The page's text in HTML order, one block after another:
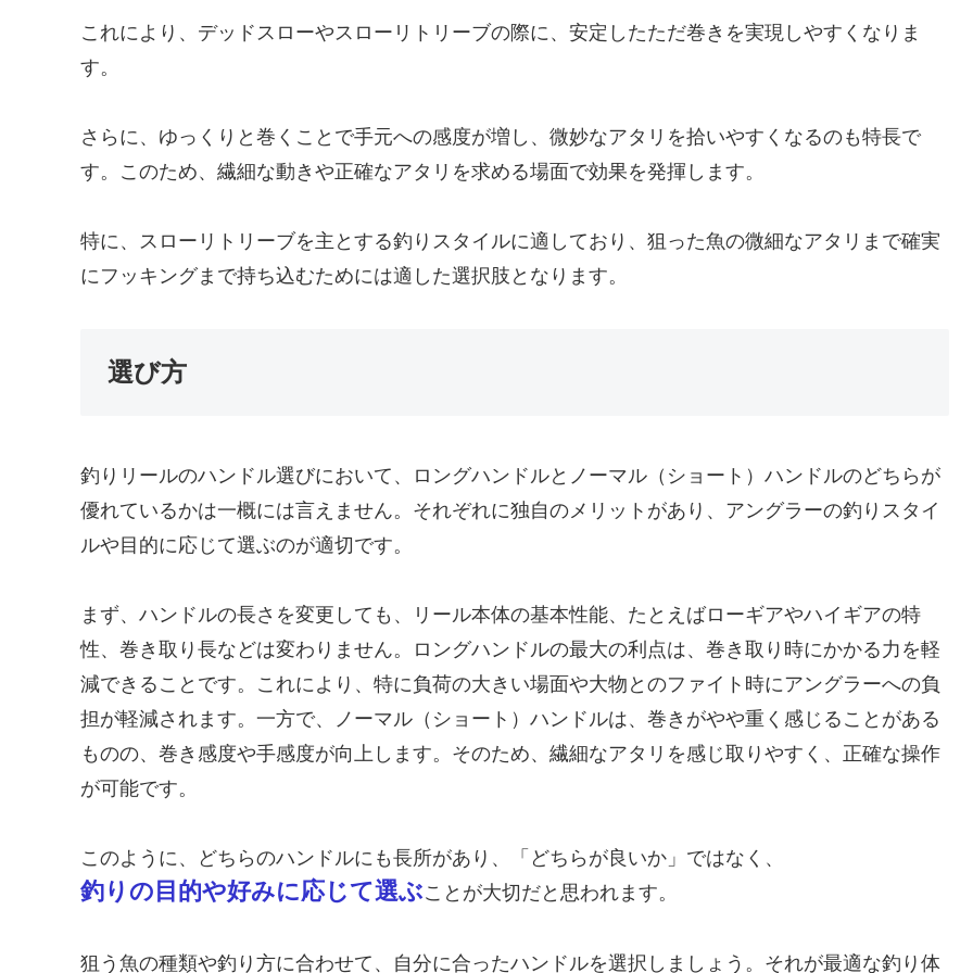
これにより、デッドスローやスローリトリーブの際に、安定したただ巻きを実現しやすくなりま
す。
さらに、ゆっくりと巻くことで手元への感度が増し、微妙なアタリを拾いやすくなるのも特長で
す。このため、繊細な動きや正確なアタリを求める場面で効果を発揮します。
特に、スローリトリーブを主とする釣りスタイルに適しており、狙った魚の微細なアタリまで確実
にフッキングまで持ち込むためには適した選択肢となります。
選び方
釣りリールのハンドル選びにおいて、ロングハンドルとノーマル（ショート）ハンドルのどちらが
優れているかは一概には言えません。それぞれに独自のメリットがあり、アングラーの釣りスタイ
ルや目的に応じて選ぶのが適切です。
まず、ハンドルの長さを変更しても、リール本体の基本性能、たとえばローギアやハイギアの特
性、巻き取り長などは変わりません。ロングハンドルの最大の利点は、巻き取り時にかかる力を軽
減できることです。これにより、特に負荷の大きい場面や大物とのファイト時にアングラーへの負
担が軽減されます。一方で、ノーマル（ショート）ハンドルは、巻きがやや重く感じることがある
ものの、巻き感度や手感度が向上します。そのため、繊細なアタリを感じ取りやすく、正確な操作
が可能です。
このように、どちらのハンドルにも長所があり、「どちらが良いか」ではなく、
釣りの目的や好みに応じて選ぶことが大切だと思われます。
狙う魚の種類や釣り方に合わせて、自分に合ったハンドルを選択しましょう。それが最適な釣り体